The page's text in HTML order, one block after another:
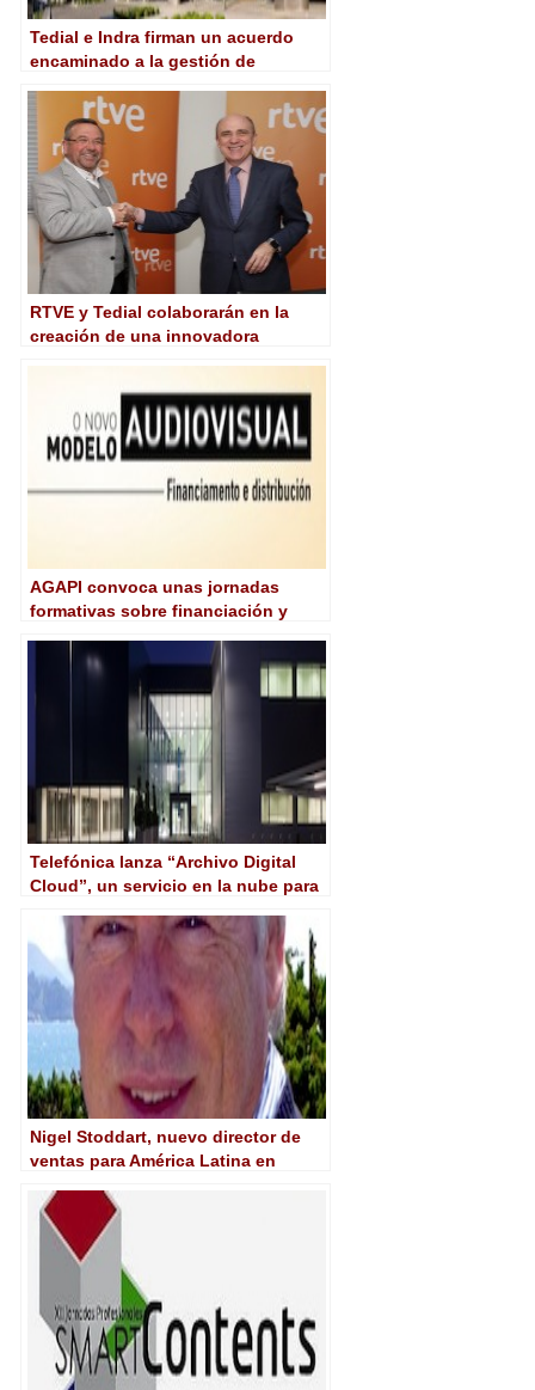
Tedial e Indra firman un acuerdo
encaminado a la gestión de
plataformas digitales
RTVE y Tedial colaborarán en la
creación de una innovadora
AGAPI convoca unas jornadas
formativas sobre financiación y
audiovisual
Telefónica lanza “Archivo Digital
Cloud”, un servicio en la nube para
almacenamiento de archivos
audiovisuales
Nigel Stoddart, nuevo director de
ventas para América Latina en